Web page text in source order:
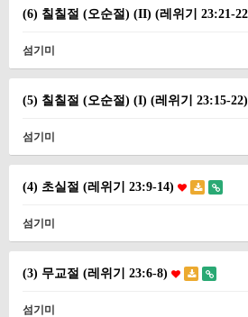
(6) 칠칠절 (오순절) (II) (레위기 23:21-
섬기미
(5) 칠칠절 (오순절) (I) (레위기 23:15-22)
섬기미
(4) 초실절 (레위기 23:9-14)
섬기미
(3) 무교절 (레위기 23:6-8)
섬기미